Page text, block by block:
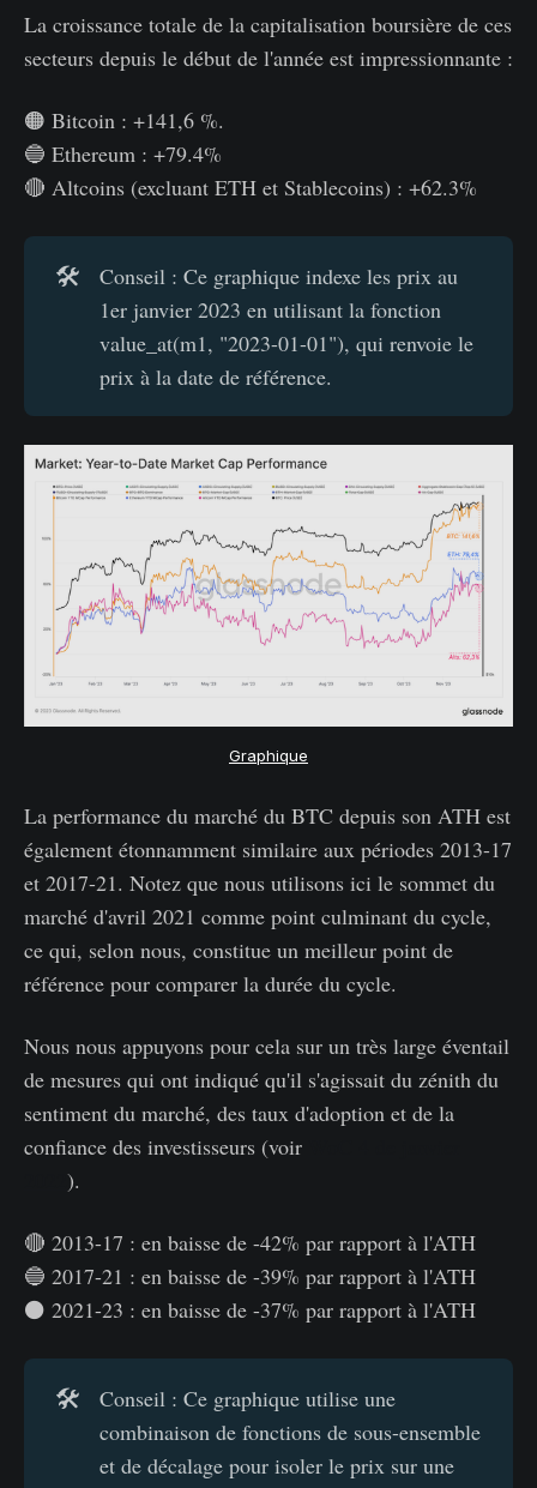
La croissance totale de la capitalisation boursière de ces
secteurs depuis le début de l'année est impressionnante :
🟠 Bitcoin : +141,6 %.
🔵 Ethereum : +79.4%
🔴 Altcoins (excluant ETH et Stablecoins) : +62.3%
🛠️
Conseil : Ce graphique indexe les prix au
1er janvier 2023 en utilisant la fonction
value_at(m1, "2023-01-01"), qui renvoie le
prix à la date de référence.
Graphique
La performance du marché du BTC depuis son ATH est
également étonnamment similaire aux périodes 2013-17
et 2017-21. Notez que nous utilisons ici le sommet du
marché d'avril 2021 comme point culminant du cycle,
ce qui, selon nous, constitue un meilleur point de
référence pour comparer la durée du cycle.
Nous nous appuyons pour cela sur un très large éventail
de mesures qui ont indiqué qu'il s'agissait du zénith du
sentiment du marché, des taux d'adoption et de la
confiance des investisseurs (voir
).
🔴 2013-17 : en baisse de -42% par rapport à l'ATH
🔵 2017-21 : en baisse de -39% par rapport à l'ATH
⚫ 2021-23 : en baisse de -37% par rapport à l'ATH
🛠️
Conseil : Ce graphique utilise une
combinaison de fonctions de sous-ensemble
et de décalage pour isoler le prix sur une